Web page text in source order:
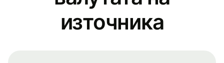
източника